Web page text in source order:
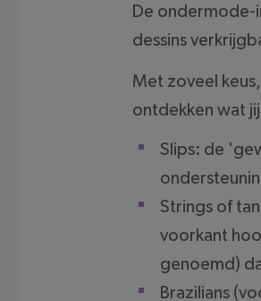
De ondermode-
dessins
Met zoveel
ontdekken wat
Slips: de
Strings of
voorkant
genoemd)
Brazilians